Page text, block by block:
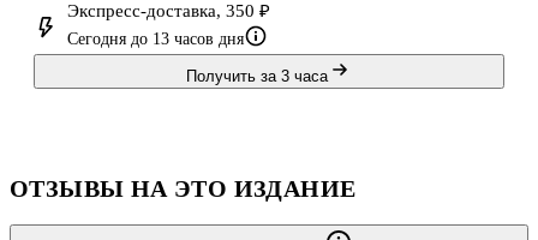
Экспресс-доставка, 350 ₽
Сегодня до 13 часов дня
Получить за 3 часа
ОТЗЫВЫ НА ЭТО ИЗДАНИЕ